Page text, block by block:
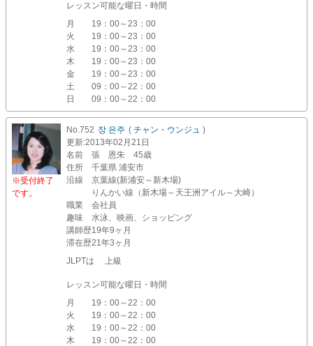
レッスン可能な曜日・時間
月
19：00～23：00
火
19：00～23：00
水
19：00～23：00
木
19：00～23：00
金
19：00～23：00
土
09：00～22：00
日
09：00～22：00
※受付終了
です。
No.752 장 은주 ( チャン・ウンジュ )
更新:2013年02月21日
名前
張 恩朱 45歳
住所
千葉県 浦安市
沿線
京葉線(新浦安～新木場)
りんかい線（新木場～天王洲アイル～大崎）
職業
会社員
趣味
水泳、映画、ショッピング
講師歴19年9ヶ月
滞在歴21年3ヶ月
JLPTは 上級
レッスン可能な曜日・時間
月
19：00～22：00
火
19：00～22：00
水
19：00～22：00
木
19：00～22：00